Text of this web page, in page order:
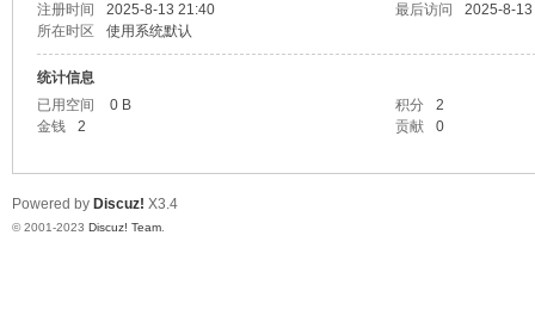
社
注册时间
2025-8-13 21:40 最后访问
2025-8-
所在时区
使用系统默认
统计信息
已用空间
0 B 积分
2
金钱
2 贡献 0
Powered by Discuz! X3.4
© 2001-2023 Discuz! Team